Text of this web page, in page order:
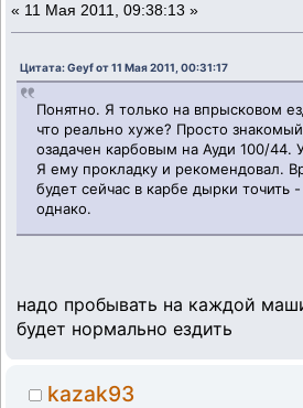
« 11 Мая 2011, 09:38:13 »
Цитата: Geyf от 11 Мая 2011, 00:31:17
Понятно. Я только на впрысковом
что реально хуже? Просто
озадачен карбовым на Ауди 100/44.
Я ему прокладку и рекомендовал.
будет сейчас в карбе дырки точить
однако.
надо пробывать на каждой
будет нормально ездить
kazak93